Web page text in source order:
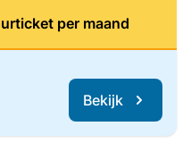
per maand
Bekijk